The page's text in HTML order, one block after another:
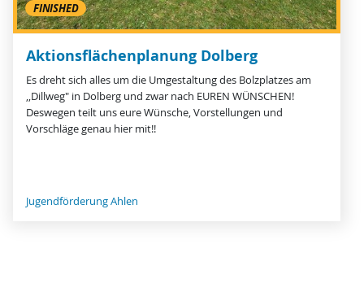
FINISHED
Aktionsflächenplanung Dolberg
Es dreht sich alles um die Umgestaltung des Bolzplatzes am
,,Dillweg" in Dolberg und zwar nach EUREN WÜNSCHEN!
Deswegen teilt uns eure Wünsche, Vorstellungen und
Vorschläge genau hier mit!!
Jugendförderung Ahlen